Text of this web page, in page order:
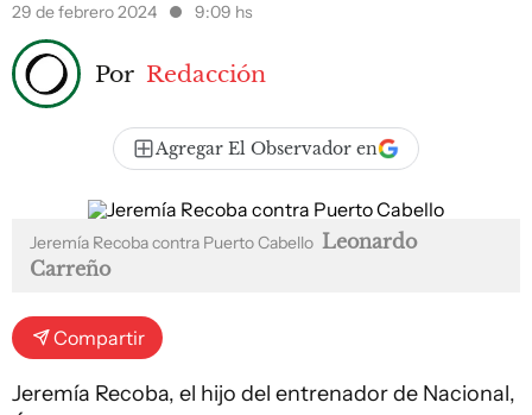
29 de febrero 2024
9:09 hs
Por Redacción
Agregar El Observador en
Jeremía Recoba contra Puerto Cabello Leonardo
Carreño
Compartir
Jeremía Recoba, el hijo del entrenador de Nacional,